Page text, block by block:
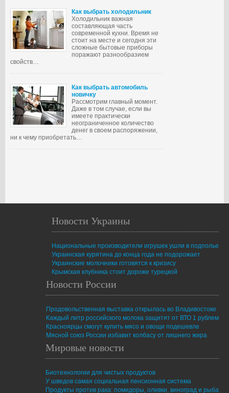
Как выбрать холодильник
Холодильник важная
составляющая часть
современной кухни. Время не
стоит на месте и сегодня эти
сложные бытовые приборы
поражают разнообразием
свойств…
Как выбрать автомобиль
новичку
Рассмотрим главный момент.
Даже в том случае, если вы
имеете практически
неограниченное количество
денег в своем распоряжении,
ни к чему приобретать…
Новости Украины
Национальные производители игрушек ушли в подполье
Украинская курятина до конца года не подорожает
Украинские молочники готовятся к кризису
Крымская клубника стоит дороже турецкой
Новости России
Продовольственная выставка открылась во Владивостоке
Каждый литр российского молока защитят от ВТО 1 рублем
Красноярцы смогут купить мясо и овощи подешевле
Мясной союз России избавит колбасу от лишнего жира
Мировые новости
Биотехнологии для чистых продуктов
У шведов самая социальная пенсионная система
Продукты против рака: помидоры, оливки, виноград и рыба